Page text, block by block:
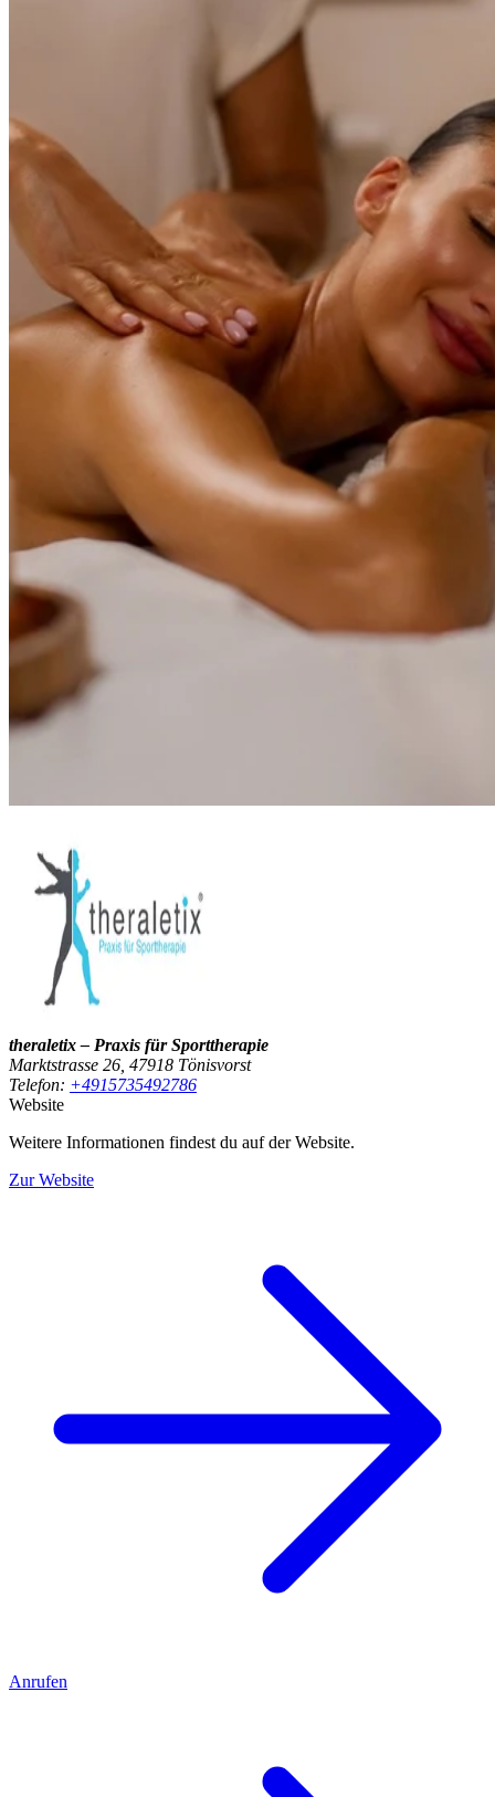
theraletix – Praxis für Sporttherapie
Marktstrasse 26, 47918 Tönisvorst
Telefon: +4915735492786
Website
Weitere Informationen findest du auf der Website.
Zur Website
Anrufen